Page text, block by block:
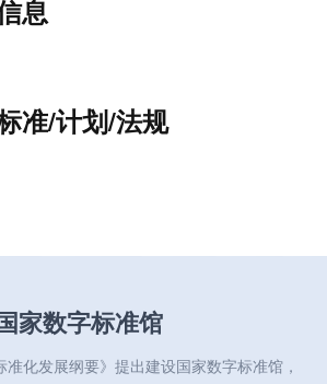
息
准/计划/法规
家数字标准馆
准化发展纲要》提出建设国家数字标准馆，